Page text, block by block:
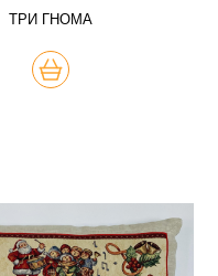
ТРИ ГНОМА
КУПИТЬ